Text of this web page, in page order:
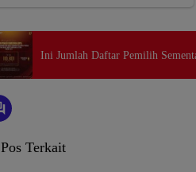
Ini Jumlah Daftar Pemilih
Pos Terkait
SULAWESI UTARA